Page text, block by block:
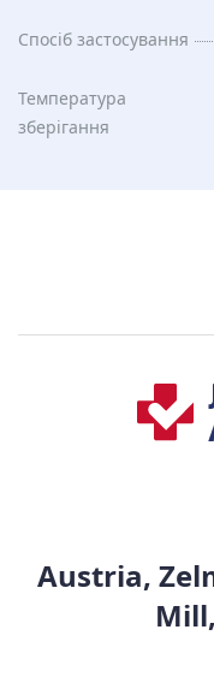
Спосіб застосування
Температура
зберiгання
Austria,